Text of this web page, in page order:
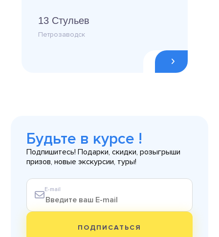
13 Стульев
Петрозаводск
Будьте в курсе !
Подпишитесь! Подарки, скидки, розыгрыши
призов, новые экскурсии, туры!
E-mail
ПОДПИСАТЬСЯ